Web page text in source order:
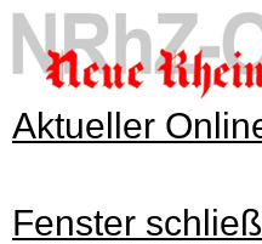
Aktueller
Fenster